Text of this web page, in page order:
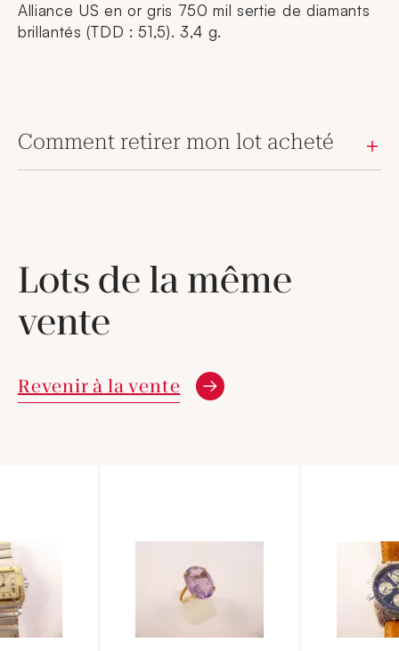
Alliance US en or gris 750 mil sertie de diamants
brillantés (TDD : 51,5). 3,4 g.
Comment retirer mon lot acheté
Lots de la même
vente
Revenir à la vente